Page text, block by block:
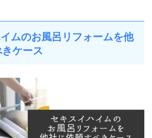
ムのお風呂リフォームを他
ケース